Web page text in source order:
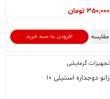
350,000 تومان
افزودن به سبد خرید مقایسه
تجهیزات گرمایشی
زانو دوجداره استیلی ۱۰